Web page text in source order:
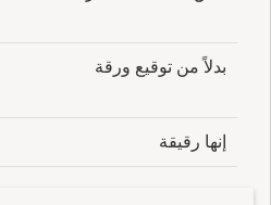
بدلاً من توقيع ورقة
إنها رقيقة